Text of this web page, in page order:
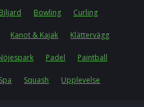
Biljard Bowling Curling
Kanot & Kajak Klättervägg
Padel Paintball
Spa Squash Upplevelse